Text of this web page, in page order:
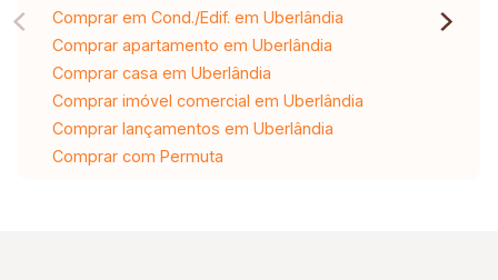
Comprar em Cond./Edif. em Uberlândia
Comprar apartamento em Uberlândia
Comprar casa em Uberlândia
Comprar imóvel comercial em Uberlândia
Comprar lançamentos em Uberlândia
Comprar com Permuta